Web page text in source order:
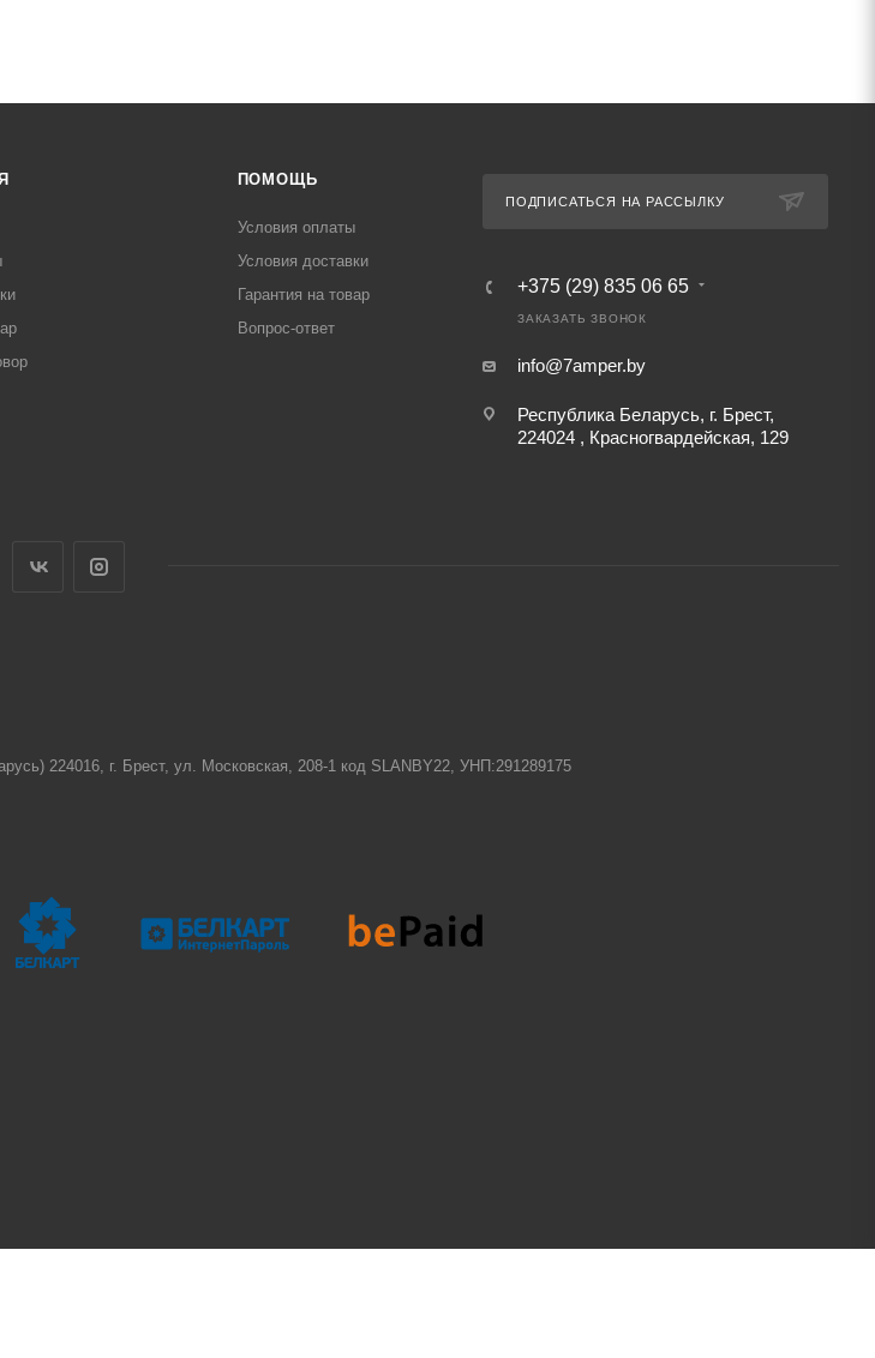
ПОМОЩЬ
Условия оплаты
Условия доставки
Гарантия на товар
Вопрос-ответ
ПОДПИСАТЬСЯ НА РАССЫЛКУ
+375 (29) 835 06 65
ЗАКАЗАТЬ ЗВОНОК
info@7amper.by
Республика Беларусь, г. Брест,
224024 , Красногвардейская, 129
224016, г. Брест, ул. Московская, 208-1 код SLANBY22, УНП:291289175